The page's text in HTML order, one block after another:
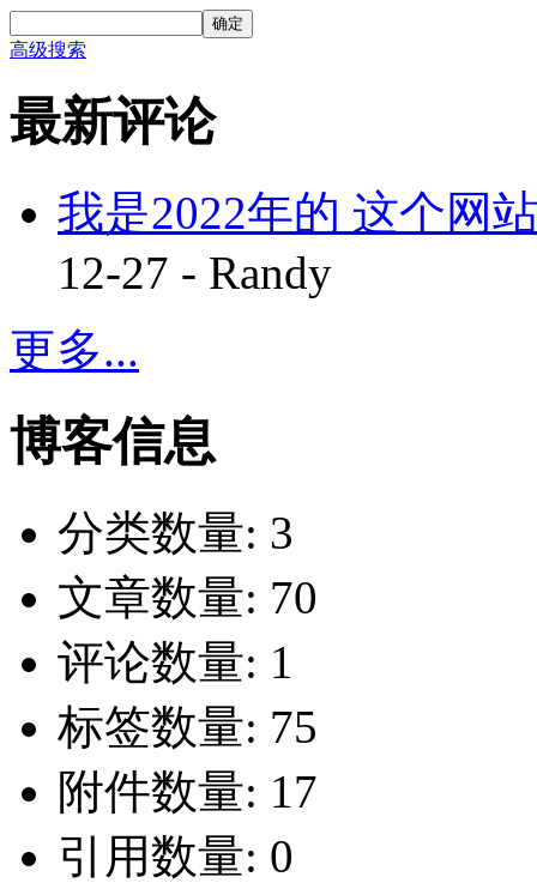
确定
高级搜索
最新评论
我是2022年的 这个网
12-27 - Randy
更多...
博客信息
分类数量: 3
文章数量: 70
评论数量: 1
标签数量: 75
附件数量: 17
引用数量: 0